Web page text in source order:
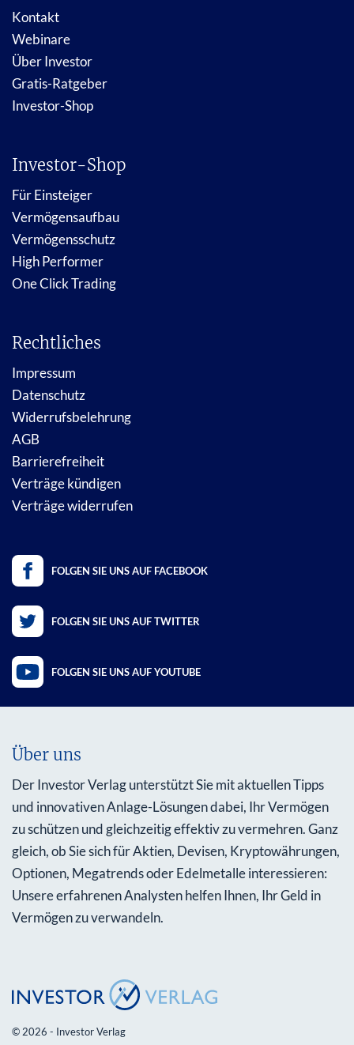
Kontakt
Webinare
Über Investor
Gratis-Ratgeber
Investor-Shop
Investor-Shop
Für Einsteiger
Vermögensaufbau
Vermögensschutz
High Performer
One Click Trading
Rechtliches
Impressum
Datenschutz
Widerrufsbelehrung
AGB
Barrierefreiheit
Verträge kündigen
Verträge widerrufen
FOLGEN SIE UNS AUF FACEBOOK
FOLGEN SIE UNS AUF TWITTER
FOLGEN SIE UNS AUF YOUTUBE
Über uns
Der Investor Verlag unterstützt Sie mit aktuellen Tipps
und innovativen Anlage-Lösungen dabei, Ihr Vermögen
zu schützen und gleichzeitig effektiv zu vermehren. Ganz
gleich, ob Sie sich für Aktien, Devisen, Kryptowährungen,
Optionen, Megatrends oder Edelmetalle interessieren:
Unsere erfahrenen Analysten helfen Ihnen, Ihr Geld in
Vermögen zu verwandeln.
© 2026 - Investor Verlag